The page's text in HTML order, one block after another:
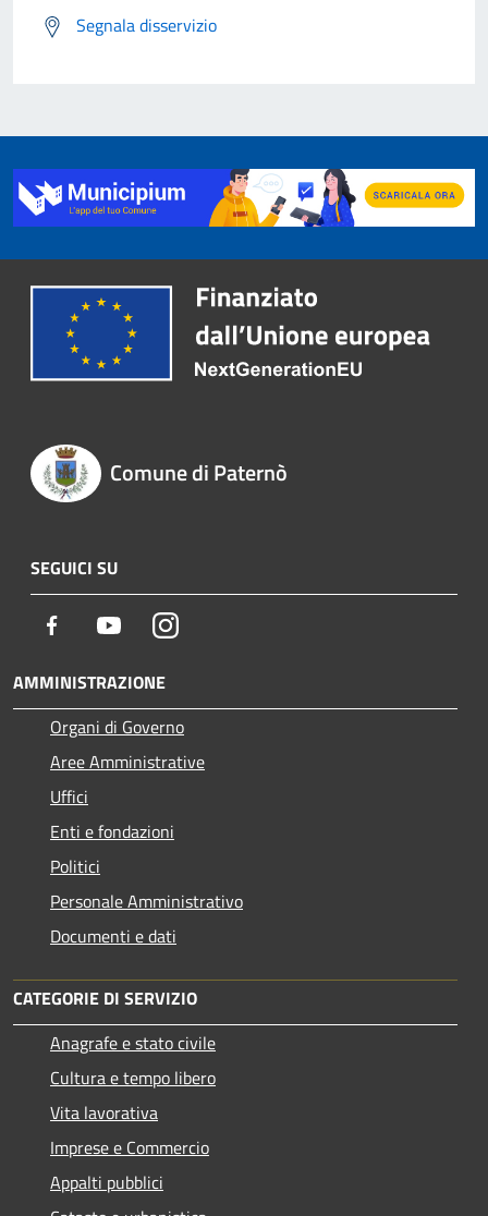
Segnala disservizio
Comune di Paternò
SEGUICI SU
Facebook YoutubeInstagram
AMMINISTRAZIONE
Organi di Governo
Aree Amministrative
Uffici
Enti e fondazioni
Politici
Personale Amministrativo
Documenti e dati
CATEGORIE DI SERVIZIO
Anagrafe e stato civile
Cultura e tempo libero
Vita lavorativa
Imprese e Commercio
Appalti pubblici